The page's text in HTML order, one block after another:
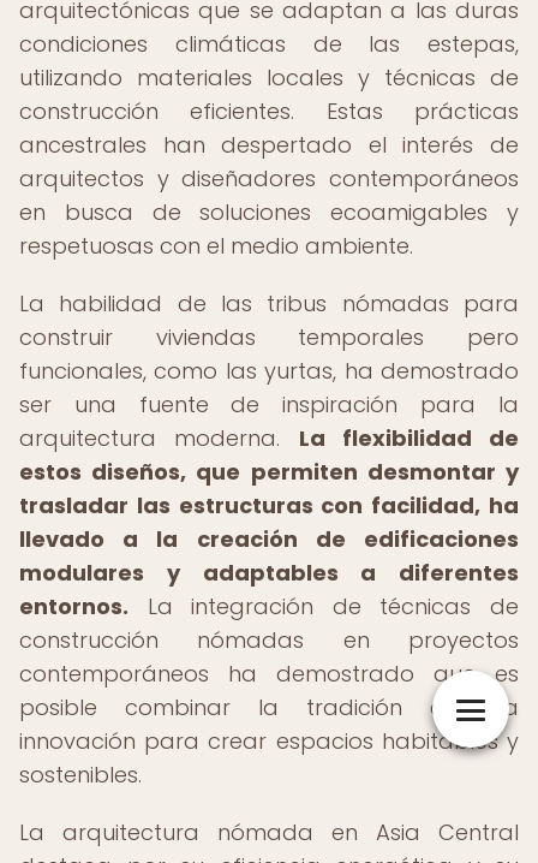
arquitectónicas que se adaptan a las duras
condiciones climáticas de las estepas,
utilizando materiales locales y técnicas de
construcción eficientes. Estas prácticas
ancestrales han despertado el interés de
arquitectos y diseñadores contemporáneos
en busca de soluciones ecoamigables y
respetuosas con el medio ambiente.
La habilidad de las tribus nómadas para
construir viviendas temporales pero
funcionales, como las yurtas, ha demostrado
ser una fuente de inspiración para la
arquitectura moderna. La flexibilidad de
estos diseños, que permiten desmontar y
trasladar las estructuras con facilidad, ha
llevado a la creación de edificaciones
modulares y adaptables a diferentes
entornos. La integración de técnicas de
construcción nómadas en proyectos
contemporáneos ha demostrado que es
posible combinar la tradición con la
innovación para crear espacios habitables y
sostenibles.
La arquitectura nómada en Asia Central